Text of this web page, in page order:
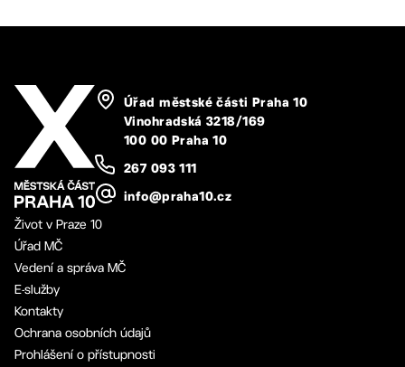
Úřad městské části Praha 10
Vinohradská 3218/169
100 00 Praha 10
267 093 111
info@praha10.cz
Život v Praze 10
Úřad MČ
Vedení a správa MČ
E-služby
Kontakty
Ochrana osobních údajů
Prohlášení o přístupnosti